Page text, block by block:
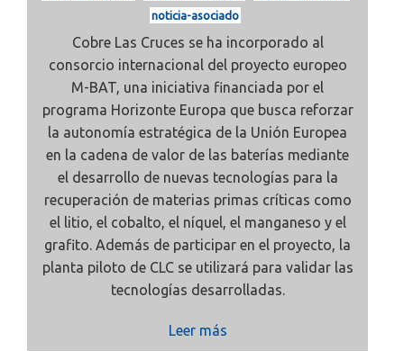
noticia-asociado
Cobre Las Cruces se ha incorporado al
consorcio internacional del proyecto europeo
M-BAT, una iniciativa financiada por el
programa Horizonte Europa que busca reforzar
la autonomía estratégica de la Unión Europea
en la cadena de valor de las baterías mediante
el desarrollo de nuevas tecnologías para la
recuperación de materias primas críticas como
el litio, el cobalto, el níquel, el manganeso y el
grafito. Además de participar en el proyecto, la
planta piloto de CLC se utilizará para validar las
tecnologías desarrolladas.
Leer más